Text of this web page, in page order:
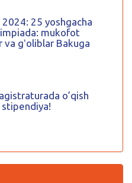
25 yoshgacha
mukofot
gʻoliblar Bakuga
o’qish
stipendiya!